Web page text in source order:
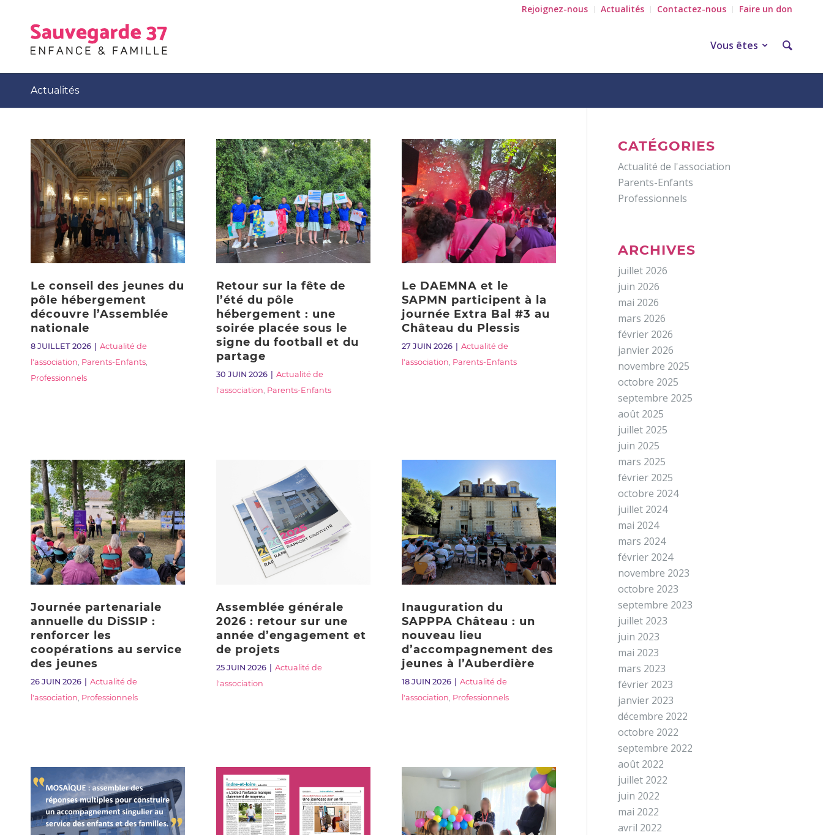
Rejoignez-nous Actualités Contactez-nous Faire un don
Vous êtes
Actualités
Le conseil des jeunes du
pôle hébergement
découvre l’Assemblée
nationale
8 JUILLET 2026
Actualité de
l'association, Parents-Enfants,
Professionnels
Retour sur la fête de
l’été du pôle
hébergement : une
soirée placée sous le
signe du football et du
partage
30 JUIN 2026
Actualité de
l'association, Parents-Enfants
Le DAEMNA et le
SAPMN participent à la
journée Extra Bal #3 au
Château du Plessis
27 JUIN 2026
Actualité de
l'association, Parents-Enfants
Journée partenariale
annuelle du DiSSIP :
renforcer les
coopérations au service
des jeunes
26 JUIN 2026
Actualité de
l'association Professionnels
Assemblée générale
2026 : retour sur une
année d’engagement et
de projets
25 JUIN 2026
Actualité de
l'association
Inauguration du
SAPPPA Château : un
nouveau lieu
d’accompagnement des
jeunes à l’Auberdière
18 JUIN 2026
Actualité de
l'association Professionnels
CATÉGORIES
Actualité de l'association
Parents-Enfants
Professionnels
ARCHIVES
juillet 2026
juin 2026
mai 2026
mars 2026
février 2026
janvier 2026
novembre 2025
octobre 2025
septembre 2025
août 2025
juillet 2025
juin 2025
mars 2025
février 2025
octobre 2024
juillet 2024
mai 2024
mars 2024
février 2024
novembre 2023
octobre 2023
septembre 2023
juillet 2023
juin 2023
mai 2023
mars 2023
février 2023
janvier 2023
décembre 2022
octobre 2022
septembre 2022
août 2022
juillet 2022
juin 2022
mai 2022
avril 2022